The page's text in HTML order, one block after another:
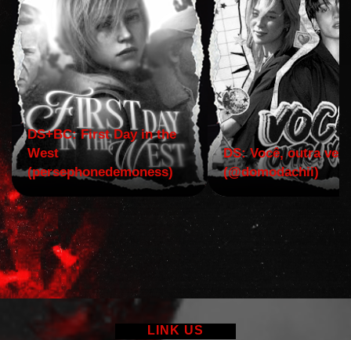
DS+BC: First Day in the
West
(persephonedemoness)
DS: Você, outra vez!
(@domodachii)
LINK US